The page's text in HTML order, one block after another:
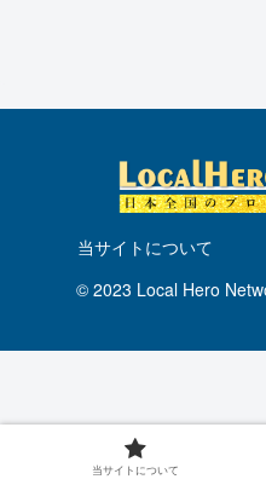
当サイトについて
© 2023 Local Hero
当サイトについて